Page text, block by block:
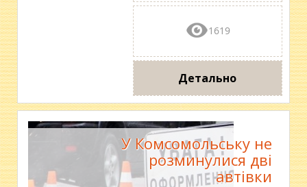
1619
Детально
У Комсомольську не
розминулися дві
автівки